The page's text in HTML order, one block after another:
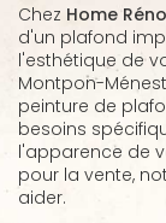
Chez Home
d'un plafond
l'esthétique de
Montpon-
peinture de
besoins
l'apparence de
pour la vente,
aider.